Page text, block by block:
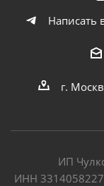
Написать
г.
ИП
ИНН